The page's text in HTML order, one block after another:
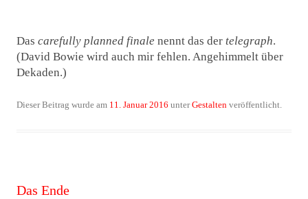
Das carefully planned finale nennt das der telegraph.
(David Bowie wird auch mir fehlen. Angehimmelt über
Dekaden.)
Dieser Beitrag wurde am 11. Januar 2016 unterGestalten veröffentlicht.
Das Ende